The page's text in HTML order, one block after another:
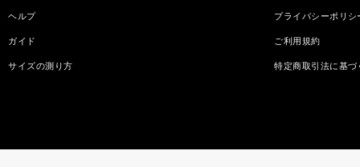
ヘルプ
ガイド
サイズの測り方
プライバシーポリシ
ご利用規約
特定商取引法に基づ